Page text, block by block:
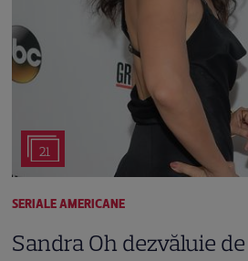
21
SERIALE AMERICANE
Sandra Oh dezvăluie